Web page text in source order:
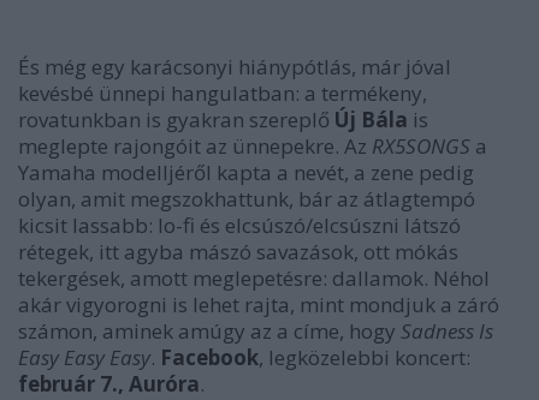
És még egy karácsonyi hiánypótlás, már jóval
kevésbé ünnepi hangulatban: a termékeny,
rovatunkban is gyakran szereplő Új Bála is
meglepte rajongóit az ünnepekre. Az RX5SONGS a
Yamaha modelljéről kapta a nevét, a zene pedig
olyan, amit megszokhattunk, bár az átlagtempó
kicsit lassabb: lo-fi és elcsúszó/elcsúszni látszó
rétegek, itt agyba mászó savazások, ott mókás
tekergések, amott meglepetésre: dallamok. Néhol
akár vigyorogni is lehet rajta, mint mondjuk a záró
számon, aminek amúgy az a címe, hogy Sadness Is
Easy Easy Easy. Facebook, legközelebbi koncert:
február 7., Auróra.